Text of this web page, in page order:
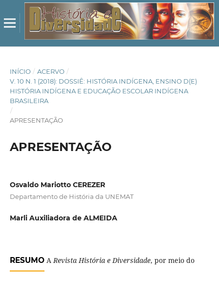
INÍCIO / ACERVO /
V. 10 N. 1 (2018): DOSSIÊ: HISTÓRIA INDÍGENA, ENSINO D(E)
HISTÓRIA INDÍGENA E EDUCAÇÃO ESCOLAR INDÍGENA
BRASILEIRA
/
APRESENTAÇÃO
APRESENTAÇÃO
Osvaldo Mariotto CEREZER
Departamento de História da UNEMAT
Marli Auxiliadora de ALMEIDA
RESUMOARevista História e Diversidade, por meio do